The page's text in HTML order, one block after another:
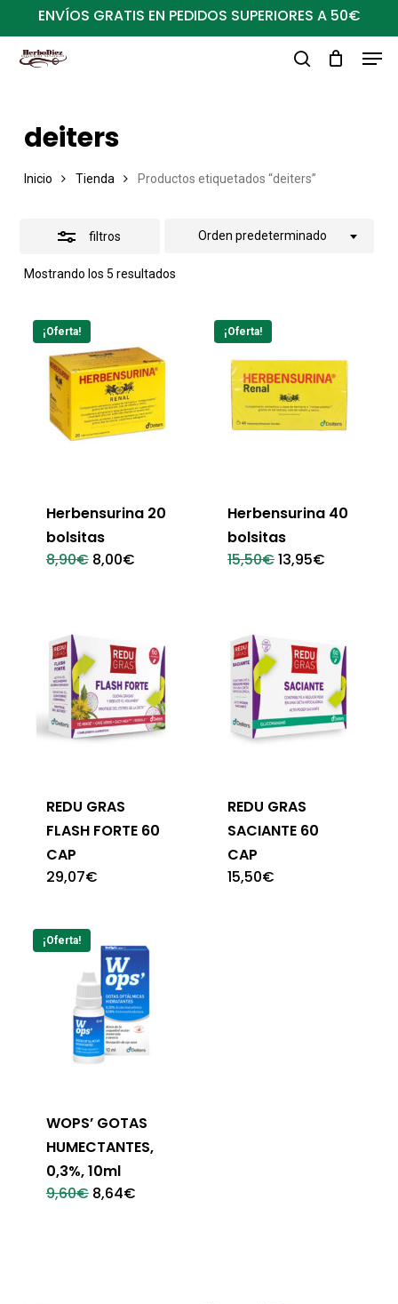
al
contenido
ENVÍOS GRATIS EN PEDIDOS SUPERIORES A 50€
deiters
Inicio Tienda Productos etiquetados “deiters”
filtros
Mostrando los 5 resultados
Orden predeterminado
Close
Filters
¡Oferta!
Herbensurina 20
bolsitas
8,90€ El
precio
8,00€El
¡Oferta!
Herbensurina 40
bolsitas
15,50€El
precio
13,95€
REDU GRAS
FLASH FORTE 60
CAP
29,07€
REDU GRAS
SACIANTE 60
CAP
15,50€
¡Oferta!
WOPS’ GOTAS
HUMECTANTES,
0,3%, 10ml
9,60€ El
precio
8,64€El
Close